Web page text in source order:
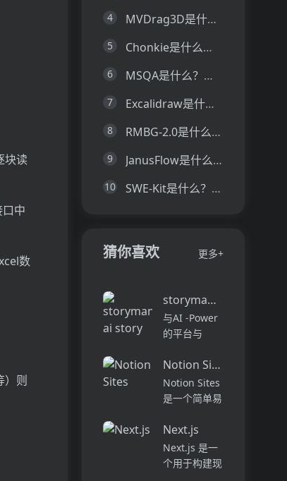
块读
中
数
）则
4 MVDrag3D是什么？一文让你看懂MVDrag3D的技术原理、主要功能、应用场景
5 Chonkie是什么？一文让你看懂Chonkie的技术原理、主要功能、应用场景
6 MSQA是什么？一文让你看懂MSQA的技术原理、主要功能、应用场景
7 Excalidraw是什么？一文让你看懂Excalidraw的技术原理、主要功能、应用场景
8 RMBG-2.0是什么？一文让你看懂RMBG-2.0的技术原理、主要功能、应用场景
9 JanusFlow是什么？一文让你看懂JanusFlow的技术原理、主要功能、应用场景
10 SWE-Kit是什么？一文让你看懂SWE-Kit的技术原理、主要功能、应用场景
猜你喜欢 更多+
storymania ai story
与AI -Power
的平台与
进行工艺吸引
人的故事，旨
在协助各个级
干净，无广告
的环境中享受
无缝的编辑和
类型定制。在
Notion Sites
Notion Sites
是一个简单易
工具，用户可
以通过拖放式
构建块快速创
Next.js
Next.js 是一
个用于构建现